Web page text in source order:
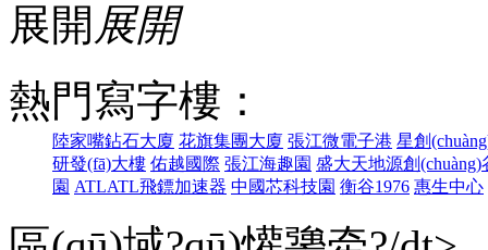
展開 展開
熱門寫字樓：
陸家嘴鉆石大廈 花旗集團大廈 張江微電子港 星創
研發(fā)大樓 佑越國際 張江海趣園 盛大天地源創(chuàng)
園 ATLATL飛鏢加速器 中國芯科技園 衡谷1976 惠生中心